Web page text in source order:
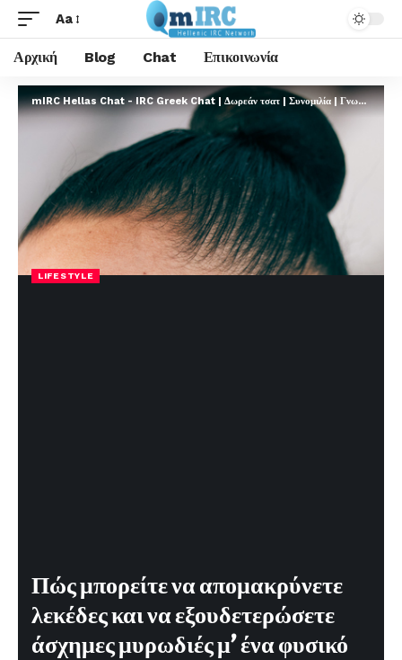
Aa
Αρχική Blog Chat Επικοινωνία
mIRC Hellas Chat - IRC Greek Chat | Δωρεάν τσατ | Συνομιλία | Γνωριμίες | FREE
LIFESTYLE
Πώς μπορείτε να απομακρύνετε
λεκέδες και να εξουδετερώσετε
άσχημες μυρωδιές μ’ ένα φυσικό